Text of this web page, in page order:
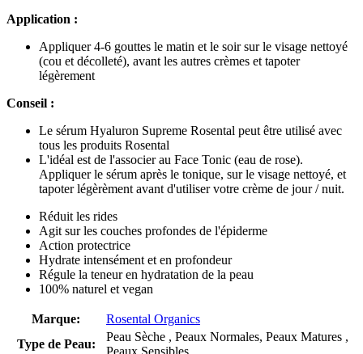
Application :
Appliquer 4-6 gouttes le matin et le soir sur le visage nettoyé
(cou et décolleté), avant les autres crèmes et tapoter
légèrement
Conseil :
Le sérum Hyaluron Supreme Rosental peut être utilisé avec
tous les produits Rosental
L'idéal est de l'associer au Face Tonic (eau de rose).
Appliquer le sérum après le tonique, sur le visage nettoyé, et
tapoter légèrèment avant d'utiliser votre crème de jour / nuit.
Réduit les rides
Agit sur les couches profondes de l'épiderme
Action protectrice
Hydrate intensément et en profondeur
Régule la teneur en hydratation de la peau
100% naturel et vegan
Marque:
Rosental Organics
Type de Peau:
Peau Sèche , Peaux Normales, Peaux Matures ,